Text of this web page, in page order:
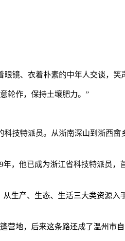
镜、衣着朴素的中年人交谈，笑
轮作，保持土壤肥力。”
特派员。从浙南深山到浙西畲
他已成为浙江省科技特派员，
产、生态、生活三大类资源入
地，后来这条路还成了温州市